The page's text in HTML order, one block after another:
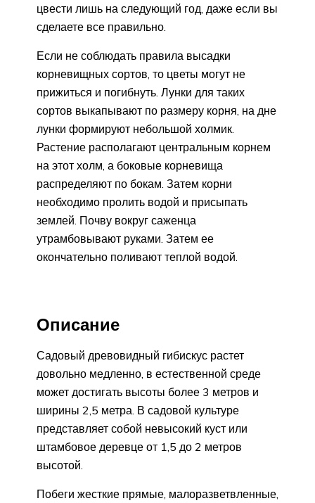
цвести лишь на следующий год, даже если вы
сделаете все правильно.
Если не соблюдать правила высадки
корневищных сортов, то цветы могут не
прижиться и погибнуть. Лунки для таких
сортов выкапывают по размеру корня, на дне
лунки формируют небольшой холмик.
Растение располагают центральным корнем
на этот холм, а боковые корневища
распределяют по бокам. Затем корни
необходимо пролить водой и присыпать
землей. Почву вокруг саженца
утрамбовывают руками. Затем ее
окончательно поливают теплой водой.
Описание
Садовый древовидный гибискус растет
довольно медленно, в естественной среде
может достигать высоты более 3 метров и
ширины 2,5 метра. В садовой культуре
представляет собой невысокий куст или
штамбовое деревце от 1,5 до 2 метров
высотой.
Побеги жесткие прямые, малоразветвленные,